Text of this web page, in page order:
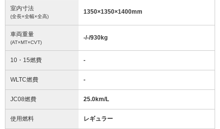
室内寸法
(全長×全幅×全高)
1350×1350×1400mm
車両重量
(AT×MT×CVT)
-/-/930kg
10・15燃費 -
WLTC燃費 -
JC08燃費 25.0km/L
使用燃料 レギュラー